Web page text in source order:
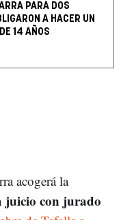
PARA DOS
A HACER UN
14 AÑOS
acogerá la
juicio con jurado